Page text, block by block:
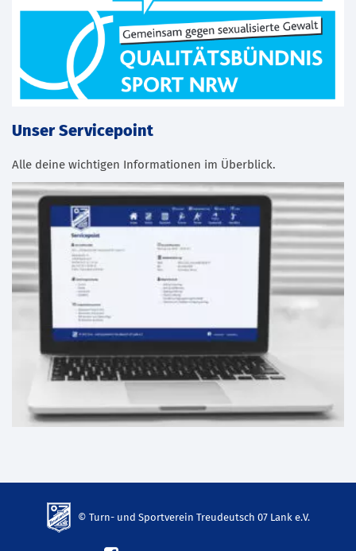
Unser Servicepoint
Alle deine wichtigen Informationen im Überblick.
© Turn- und Sportverein Treudeutsch 07 Lank e.V.